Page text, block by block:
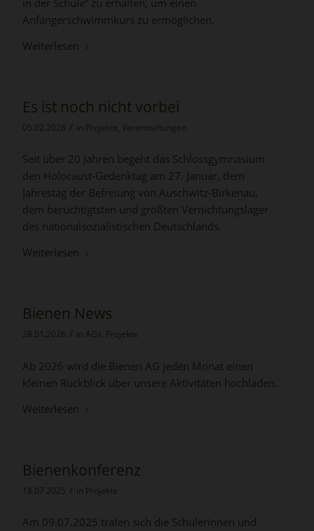
Anfängerschwimmkurs zu ermöglichen.
Weiterlesen
Es ist noch nicht vorbei
05.02.2026 / in Projekte, Veranstaltungen
Seit über 20 Jahren begeht das Schlossgymnasium
den Holocaust-Gedenktag am 27. Januar, dem
Jahrestag der Befreiung von Auschwitz-Birkenau,
dem berüchtigtsten und größten Vernichtungslager
des nationalsozialistischen Deutschlands.
Weiterlesen
Bienen News
28.01.2026 / in AGs, Projekte
Ab 2026 wird die Bienen AG jeden Monat einen
kleinen Rückblick über unsere Aktivitäten hochladen.
Weiterlesen
Bienenkonferenz
18.07.2025 / in Projekte
Am 09.07.2025 trafen sich die Schülerinnen und